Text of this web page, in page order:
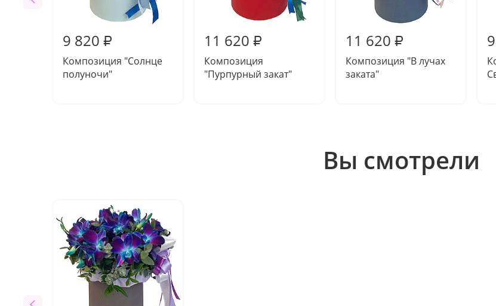
9 820 ₽
Композиция "Солнце
полуночи"
11 620 ₽
Композиция
"Пурпурный закат"
11 620 ₽
Композиция "В лучах
заката"
Вы смотрели